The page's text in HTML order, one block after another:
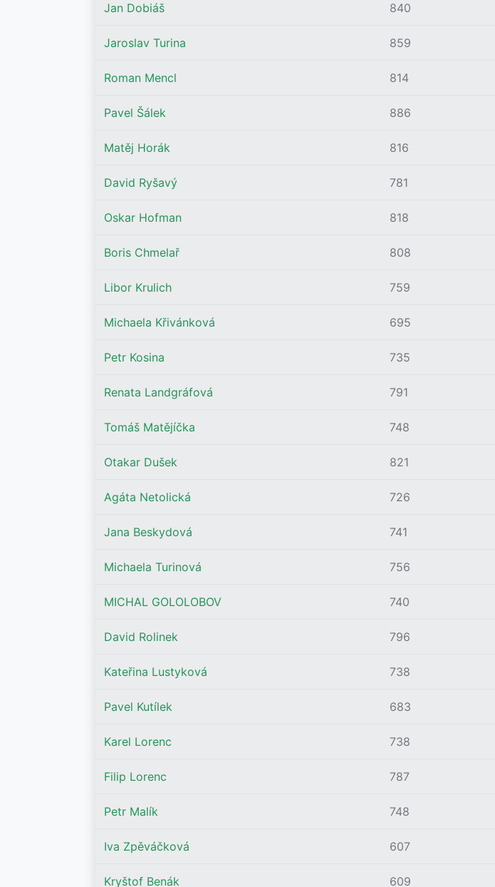
Jan Dobiáš 840
Jaroslav Turina 859
Roman Mencl 814
Pavel Šálek 886
Matěj Horák 816
David Ryšavý 781
Oskar Hofman 818
Boris Chmelař 808
Libor Krulich 759
Michaela Křivánková 695
Petr Kosina 735
Renata Landgráfová 791
Tomáš Matějíčka 748
Otakar Dušek 821
Agáta Netolická 726
Jana Beskydová 741
Michaela Turinová 756
MICHAL GOLOLOBOV 740
David Rolinek 796
Kateřina Lustyková 738
Pavel Kutílek 683
Karel Lorenc 738
Filip Lorenc 787
Petr Malík 748
Iva Zpěváčková 607
Kryštof Benák 609